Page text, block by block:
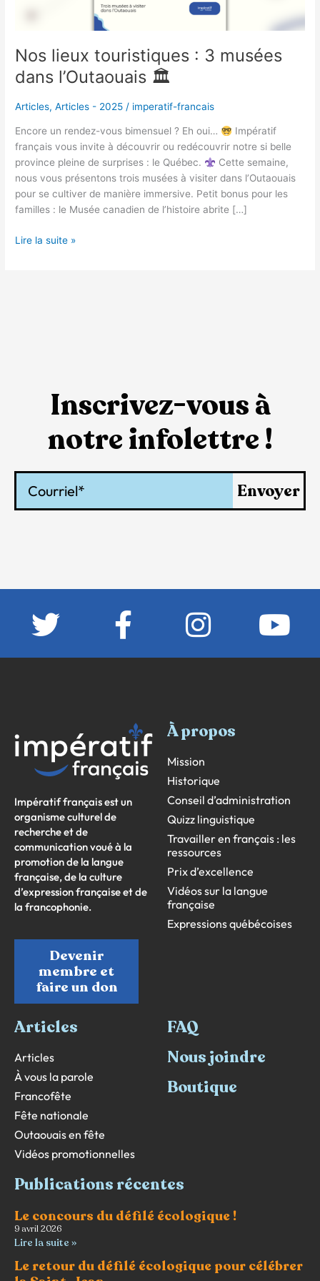
Nos lieux touristiques : 3 musées
dans l’Outaouais 🏛
Articles,Articles - 2025 / imperatif-francais
Encore un rendez-vous bimensuel ? Eh oui…
Impératif
français vous invite à découvrir ou redécouvrir notre si belle
province pleine de surprises : le Québec.
Cette semaine,
nous vous présentons trois musées à visiter dans l’Outaouais
pour se cultiver de manière immersive. Petit bonus pour les
familles : le Musée canadien de l’histoire abrite […]
Lire la suite »
Inscrivez-vous à
notre infolettre !
Envoyer
Impératif français est un
organisme culturel de
recherche et de
communication voué à la
promotion de la langue
française, de la culture
d’expression française et de
la francophonie.
Devenir
membre et
faire un don
À propos
Mission
Historique
Conseil d’administration
Quizz linguistique
Travailler en français : les
ressources
Prix d’excellence
Vidéos sur la langue
française
Expressions québécoises
Articles
Articles
À vous la parole
Francofête
Fête nationale
Outaouais en fête
Vidéos promotionnelles
FAQ
Nous joindre
Boutique
Publications récentes
Le concours du défilé écologique !
9 avril 2026
Lire la suite »
Le retour du défilé écologique pour célébrer